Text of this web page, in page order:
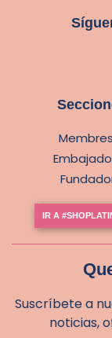
IR A
Suscríbete a
noticias,